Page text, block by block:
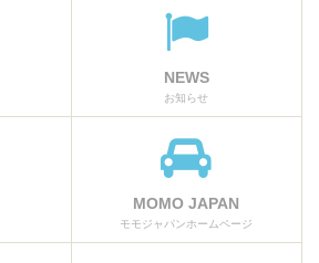
NEWS
お知らせ
MOMO JAPAN
モモジャパンホームページ